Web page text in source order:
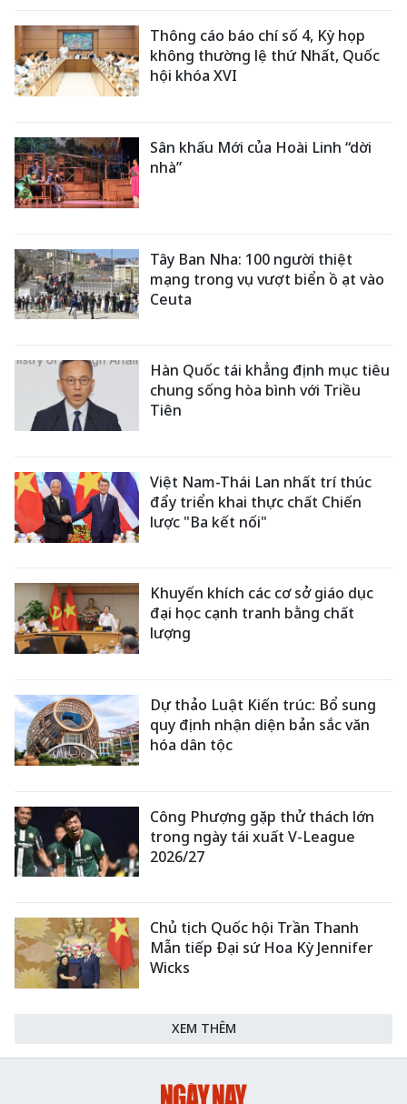
Thông cáo báo chí số 4, Kỳ họp
không thường lệ thứ Nhất, Quốc
hội khóa XVI
Sân khấu Mới của Hoài Linh “dời
nhà”
Tây Ban Nha: 100 người thiệt
mạng trong vụ vượt biển ồ ạt vào
Ceuta
Hàn Quốc tái khẳng định mục tiêu
chung sống hòa bình với Triều
Tiên
Việt Nam-Thái Lan nhất trí thúc
đẩy triển khai thực chất Chiến
lược "Ba kết nối"
Khuyến khích các cơ sở giáo dục
đại học cạnh tranh bằng chất
lượng
Dự thảo Luật Kiến trúc: Bổ sung
quy định nhận diện bản sắc văn
hóa dân tộc
Công Phượng gặp thử thách lớn
trong ngày tái xuất V-League
2026/27
Chủ tịch Quốc hội Trần Thanh
Mẫn tiếp Đại sứ Hoa Kỳ Jennifer
Wicks
XEM THÊM